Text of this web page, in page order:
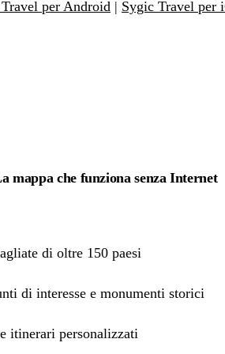
per Android | Sygic Travel per
mappa che funziona senza Internet
di oltre 150 paesi
di interesse e monumenti storici
itinerari personalizzati